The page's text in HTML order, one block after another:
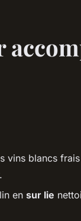
vins blancs
en sur lie